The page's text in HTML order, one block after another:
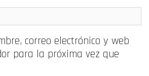
correo electrónico y web
para la próxima vez que